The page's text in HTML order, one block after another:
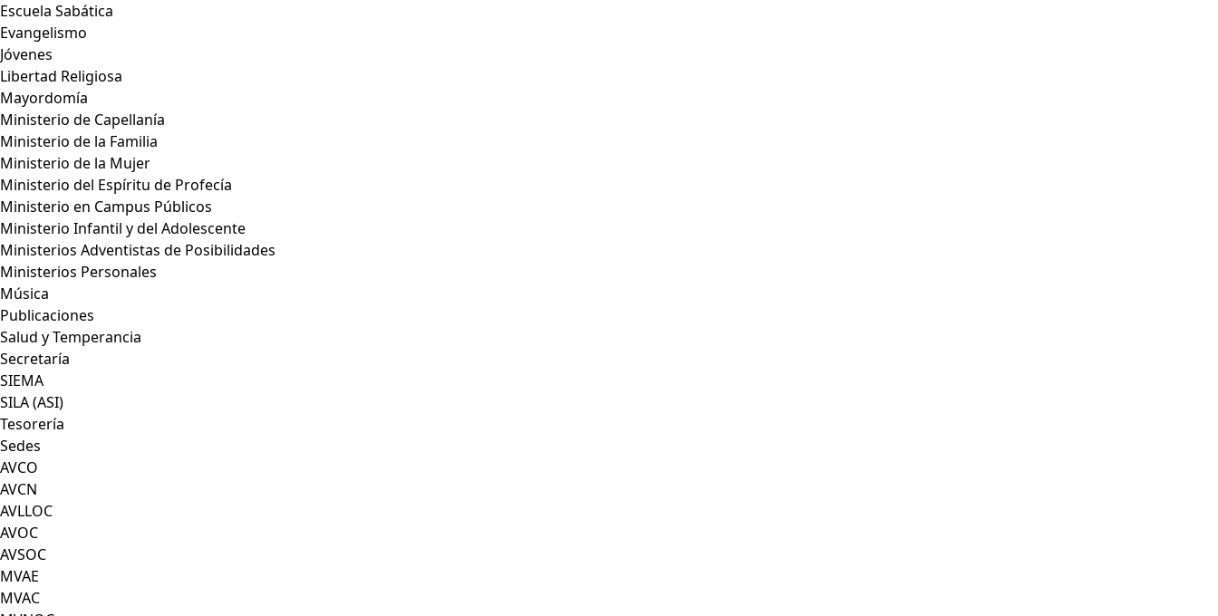
Escuela Sabática
Evangelismo
Jóvenes
Libertad Religiosa
Mayordomía
Ministerio de Capellanía
Ministerio de la Familia
Ministerio de la Mujer
Ministerio del Espíritu de Profecía
Ministerio en Campus Públicos
Ministerio Infantil y del Adolescente
Ministerios Adventistas de Posibilidades
Ministerios Personales
Música
Publicaciones
Salud y Temperancia
Secretaría
SIEMA
SILA (ASI)
Tesorería
Sedes
AVCO
AVCN
AVLLOC
AVOC
AVSOC
MVAE
MVAC